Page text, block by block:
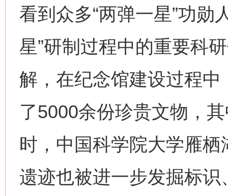
看到众多“两弹一星”功勋
星”研制过程中的重要科
解，在纪念馆建设过程
了5000余份珍贵文物，
时，中国科学院大学雁栖
遗迹也被进一步发掘标